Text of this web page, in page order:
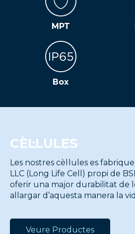
MPT
Box
CÈL·LULES
Les nostres cèl·lules es
LLC (Long Life Cell) propi de
oferir una major durabilitat de
allargar d’aquesta manera la
Veure Productes